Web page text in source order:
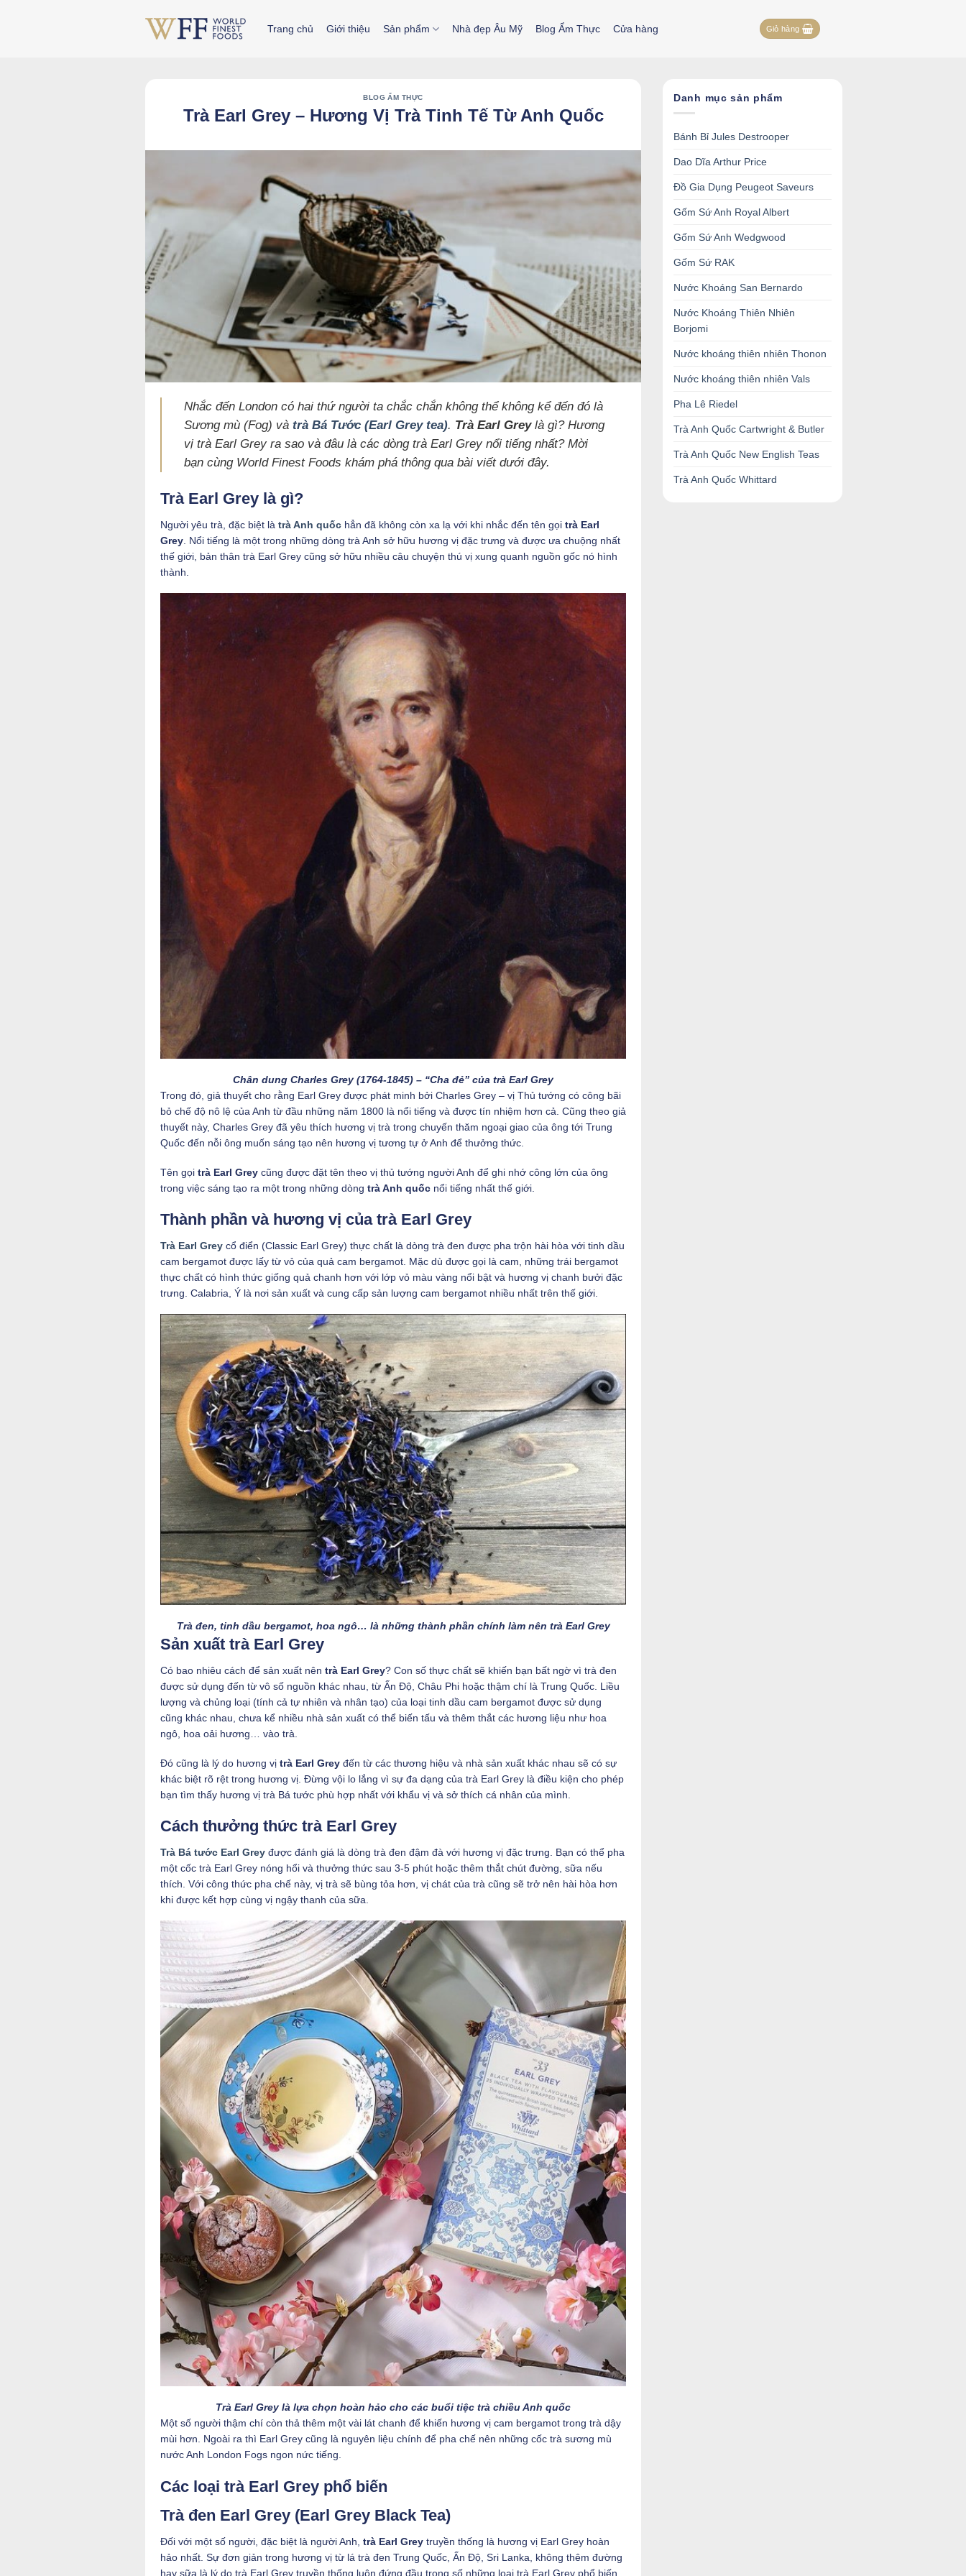
Trang chủ Giới thiệu Sản phẩm Nhà đẹp Âu Mỹ Blog Ẩm Thực Cửa hàng Giỏ hàng
BLOG ẨM THỰC
Trà Earl Grey – Hương Vị Trà Tinh Tế Từ Anh Quốc
Nhắc đến London có hai thứ người ta chắc chắn không thể không kể đến đó là
Sương mù (Fog) vàtrà Bá Tước (Earl Grey tea). Trà Earl Greylà gì? Hương
vị trà Earl Grey ra sao và đâu là các dòng trà Earl Grey nổi tiếng nhất? Mời
bạn cùng World Finest Foods khám phá thông qua bài viết dưới đây.
Trà Earl Grey là gì?
Người yêu trà, đặc biệt là trà Anh quốc hẳn đã không còn xa lạ với khi nhắc đến tên gọi trà Earl
Grey . Nổi tiếng là một trong những dòng trà Anh sở hữu hương vị đặc trưng và được ưa chuộng nhất
thế giới, bản thân trà Earl Grey cũng sở hữu nhiều câu chuyện thú vị xung quanh nguồn gốc nó hình
thành.
Chân dung Charles Grey (1764-1845) – “Cha đẻ” của trà Earl Grey
Trong đó, giả thuyết cho rằng Earl Grey được phát minh bởi Charles Grey – vị Thủ tướng có công bãi
bỏ chế độ nô lệ của Anh từ đầu những năm 1800 là nổi tiếng và được tín nhiệm hơn cả. Cũng theo giả
thuyết này, Charles Grey đã yêu thích hương vị trà trong chuyến thăm ngoại giao của ông tới Trung
Quốc đến nỗi ông muốn sáng tạo nên hương vị tương tự ở Anh để thưởng thức.
Tên gọi trà Earl Grey cũng được đặt tên theo vị thủ tướng người Anh để ghi nhớ công lớn của ông
trong việc sáng tạo ra một trong những dòng trà Anh quốc nổi tiếng nhất thế giới.
Thành phần và hương vị của trà Earl Grey
Trà Earl Grey cổ điển (Classic Earl Grey) thực chất là dòng trà đen được pha trộn hài hòa với tinh dầu
cam bergamot được lấy từ vỏ của quả cam bergamot. Mặc dù được gọi là cam, những trái bergamot
thực chất có hình thức giống quả chanh hơn với lớp vỏ màu vàng nổi bật và hương vị chanh bưởi đặc
trưng. Calabria, Ý là nơi sản xuất và cung cấp sản lượng cam bergamot nhiều nhất trên thế giới.
Trà đen, tinh dầu bergamot, hoa ngô… là những thành phần chính làm nên trà Earl Grey
Sản xuất trà Earl Grey
Có bao nhiêu cách để sản xuất nên trà Earl Grey? Con số thực chất sẽ khiến bạn bất ngờ vì trà đen
được sử dụng đến từ vô số nguồn khác nhau, từ Ấn Độ, Châu Phi hoặc thậm chí là Trung Quốc. Liều
lượng và chủng loại (tính cả tự nhiên và nhân tạo) của loại tinh dầu cam bergamot được sử dụng
cũng khác nhau, chưa kể nhiều nhà sản xuất có thể biến tấu và thêm thắt các hương liệu như hoa
ngô, hoa oải hương… vào trà.
Đó cũng là lý do hương vị trà Earl Grey đến từ các thương hiệu và nhà sản xuất khác nhau sẽ có sự
khác biệt rõ rệt trong hương vị. Đừng vội lo lắng vì sự đa dạng của trà Earl Grey là điều kiện cho phép
bạn tìm thấy hương vị trà Bá tước phù hợp nhất với khẩu vị và sở thích cá nhân của mình.
Cách thưởng thức trà Earl Grey
Trà Bá tước Earl Grey được đánh giá là dòng trà đen đậm đà với hương vị đặc trưng. Bạn có thể pha
một cốc trà Earl Grey nóng hổi và thưởng thức sau 3-5 phút hoặc thêm thắt chút đường, sữa nếu
thích. Với công thức pha chế này, vị trà sẽ bùng tỏa hơn, vị chát của trà cũng sẽ trở nên hài hòa hơn
khi được kết hợp cùng vị ngậy thanh của sữa.
Trà Earl Grey là lựa chọn hoàn hảo cho các buổi tiệc trà chiều Anh quốc
Một số người thậm chí còn thả thêm một vài lát chanh để khiến hương vị cam bergamot trong trà dậy
mùi hơn. Ngoài ra thì Earl Grey cũng là nguyên liệu chính để pha chế nên những cốc trà sương mù
nước Anh London Fogs ngon nức tiếng.
Các loại trà Earl Grey phổ biến
Trà đen Earl Grey (Earl Grey Black Tea)
Đối với một số người, đặc biệt là người Anh, trà Earl Grey truyền thống là hương vị Earl Grey hoàn
hảo nhất. Sự đơn giản trong hương vị từ lá trà đen Trung Quốc, Ấn Độ, Sri Lanka, không thêm đường
hay sữa là lý do trà Earl Grey truyền thống luôn đứng đầu trong số những loại trà Earl Grey phổ biến
Danh mục sản phẩm
Bánh Bỉ Jules Destrooper
Dao Dĩa Arthur Price
Đồ Gia Dụng Peugeot Saveurs
Gốm Sứ Anh Royal Albert
Gốm Sứ Anh Wedgwood
Gốm Sứ RAK
Nước Khoáng San Bernardo
Nước Khoáng Thiên Nhiên
Borjomi
Nước khoáng thiên nhiên Thonon
Nước khoáng thiên nhiên Vals
Pha Lê Riedel
Trà Anh Quốc Cartwright & Butler
Trà Anh Quốc New English Teas
Trà Anh Quốc Whittard